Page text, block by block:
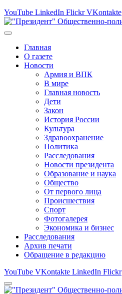
YouTube LinkedIn Flickr VKontakte
Главная
О газете
Новости
Армия и ВПК
В мире
Главная новость
Дети
Закон
История России
Культура
Здравоохранение
Политика
Расследования
Новости президента
Образование и наука
Общество
От первого лица
Происшествия
Спорт
Фотогалерея
Экономика и бизнес
Расследования
Архив печати
Обращение в редакцию
YouTube VKontakte LinkedIn Flickr